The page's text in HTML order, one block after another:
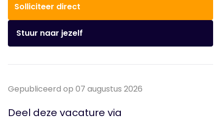
Solliciteer direct
Stuur naar jezelf
Gepubliceerd op 07 augustus 2026
Deel deze vacature via